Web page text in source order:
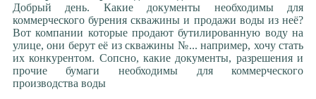
Добрый день. Какие документы необходимы для
коммерческого бурения скважины и продажи воды из неё?
Вот компании которые продают бутилированную воду на
улице, они берут её из скважины №... например, хочу стать
их конкурентом. Сопсно, какие документы, разрешения и
прочие бумаги необходимы для коммерческого
производства воды